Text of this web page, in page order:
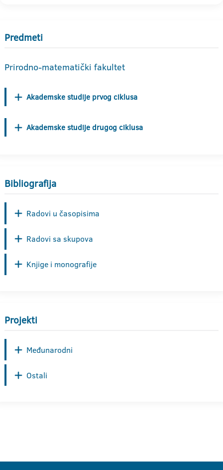
Predmeti
Prirodno-matematički fakultet
Akademske studije prvog ciklusa
Akademske studije drugog ciklusa
Bibliografija
Radovi u časopisima
Radovi sa skupova
Knjige i monografije
Projekti
Međunarodni
Ostali